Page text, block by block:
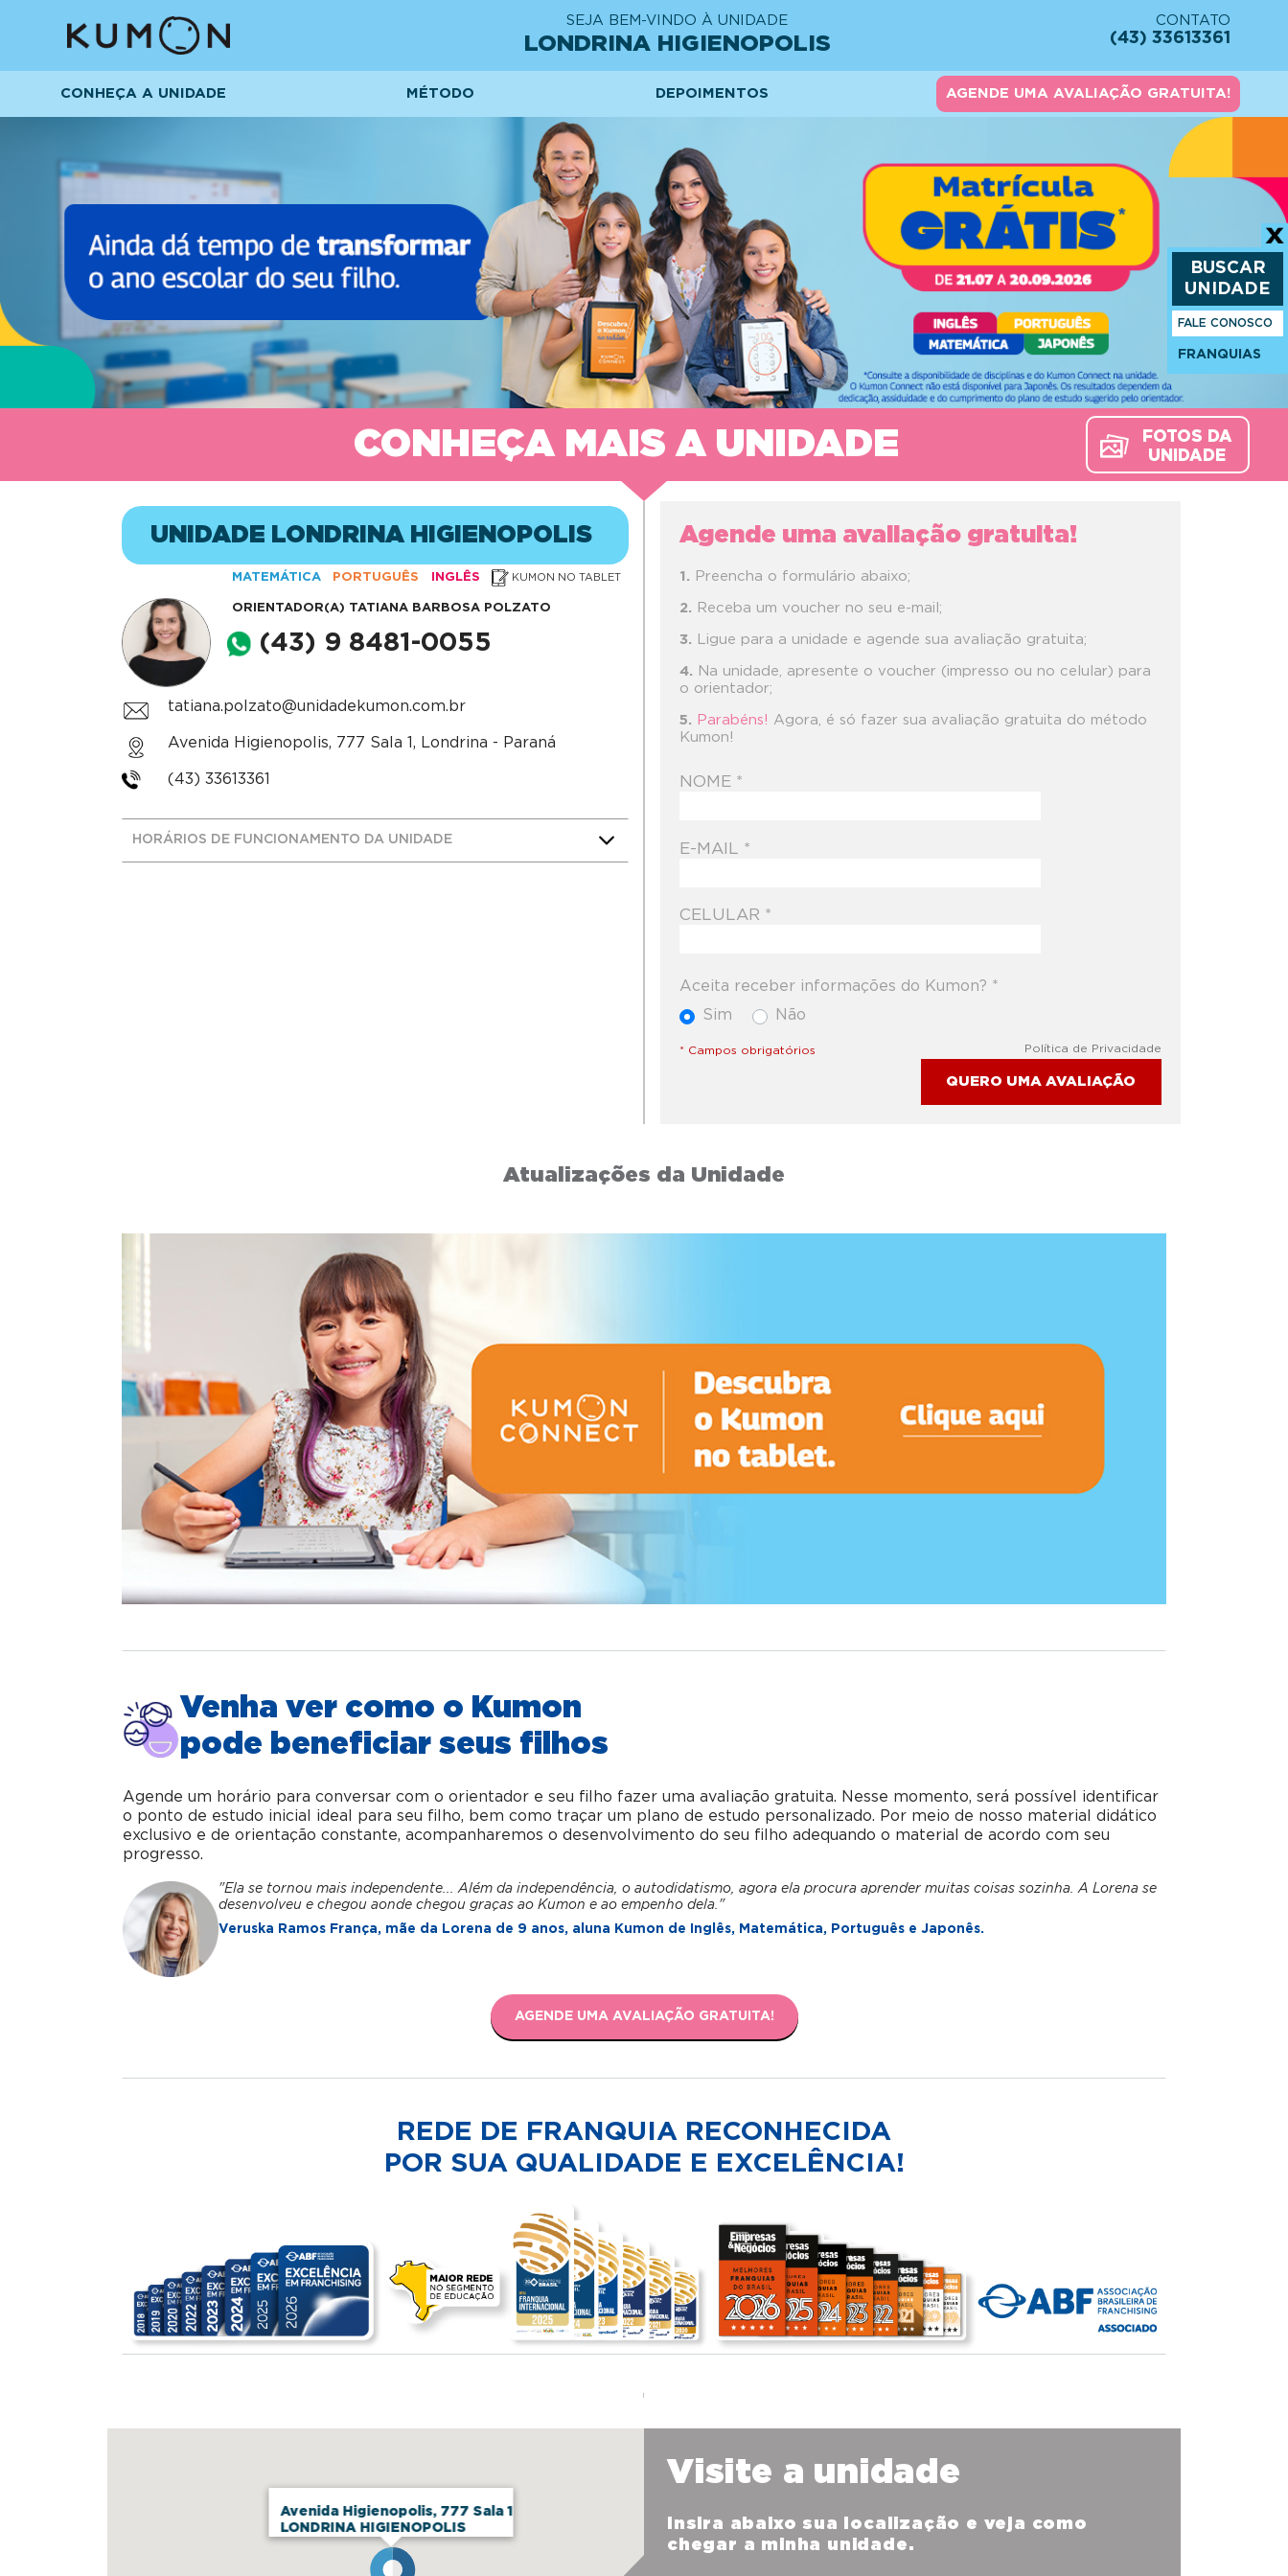
SEJA BEM-VINDO À UNIDADE
LONDRINA HIGIENOPOLIS
CONTATO
(43) 33613361
CONHEÇA A UNIDADE MÉTODO DEPOIMENTOS AGENDE UMA AVALIAÇÃO GRATUITA!
CONHEÇA MAIS A UNIDADE
FOTOS DA
UNIDADE
UNIDADE LONDRINA HIGIENOPOLIS
MATEMÁTICA PORTUGUÊS INGLÊS KUMON NO TABLET
ORIENTADOR(A) TATIANA BARBOSA POLZATO
(43) 9 8481-0055
tatiana.polzato@unidadekumon.com.br
Avenida Higienopolis, 777 Sala 1, Londrina - Paraná
(43) 33613361
HORÁRIOS DE FUNCIONAMENTO DA UNIDADE
Agende uma avaliação gratuita!
Preencha o formulário abaixo;
Receba um voucher no seu e-mail;
Ligue para a unidade e agende sua avaliação gratuita;
Na unidade, apresente o voucher (impresso ou no celular) para
o orientador;
Parabéns! Agora, é só fazer sua avaliação gratuita do método
Kumon!
NOME *
E-MAIL *
CELULAR *
Aceita receber informações do Kumon? *
Sim
Não
* Campos obrigatórios Política de Privacidade​
QUERO UMA AVALIAÇÃO
Atualizações da Unidade
Venha ver como o Kumon
pode beneficiar seus filhos
Agende um horário para conversar com o orientador e seu filho fazer uma avaliação gratuita. Nesse momento, será possível identificar
o ponto de estudo inicial ideal para seu filho, bem como traçar um plano de estudo personalizado. Por meio de nosso material didático
exclusivo e de orientação constante, acompanharemos o desenvolvimento do seu filho adequando o material de acordo com seu
progresso.
"Ela se tornou mais independente... Além da independência, o autodidatismo, agora ela procura aprender muitas coisas sozinha. A Lorena se
desenvolveu e chegou aonde chegou graças ao Kumon e ao empenho dela."
Veruska Ramos França, mãe da Lorena de 9 anos, aluna Kumon de Inglês, Matemática, Português e Japonês.
AGENDE UMA AVALIAÇÃO GRATUITA!
REDE DE FRANQUIA RECONHECIDA
POR SUA QUALIDADE E EXCELÊNCIA!
Avenida Higienopolis, 777 Sala 1
LONDRINA HIGIENOPOLIS
Visite a unidade
Insira abaixo sua localização e veja como
chegar a minha unidade.
BUSCAR
UNIDADE
FALE CONOSCO
FRANQUIAS